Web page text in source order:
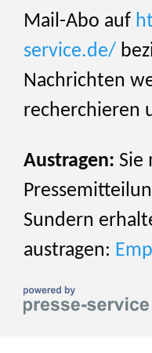
Mail-Abo auf
service.de/
Nachrichten
recherchieren
Austragen: Sie
Sundern
austragen: